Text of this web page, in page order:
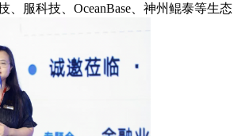
服科技、OceanBase、神州鲲泰等生态